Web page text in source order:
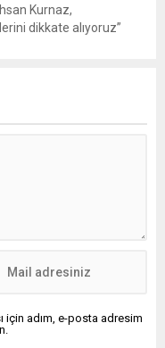
Kurnaz,
dikkate alıyoruz”
Başkan İhsan
için adım, e-posta adresim